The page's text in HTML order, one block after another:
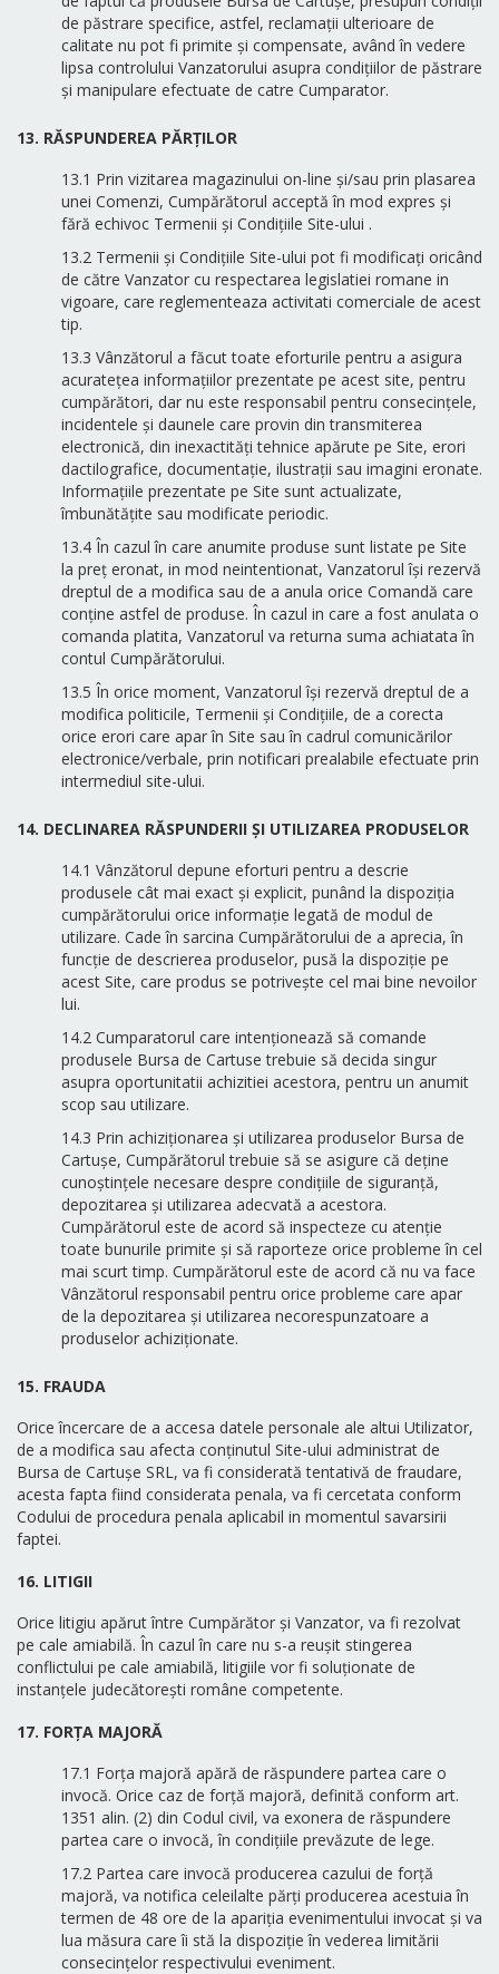
de păstrare specifice, astfel, reclamaţii ulterioare de
calitate nu pot fi primite şi compensate, având în vedere
lipsa controlului Vanzatorului asupra condiţiilor de păstrare
și manipulare efectuate de catre Cumparator.
13. RĂSPUNDEREA PĂRȚILOR
13.1 Prin vizitarea magazinului on-line și/sau prin plasarea
unei Comenzi, Cumpărătorul acceptă în mod expres și
fără echivoc Termenii și Condițiile Site-ului .
13.2 Termenii și Condițiile Site-ului pot fi modificați oricând
de către Vanzator cu respectarea legislatiei romane in
vigoare, care reglementeaza activitati comerciale de acest
tip.
13.3 Vânzătorul a făcut toate eforturile pentru a asigura
acuratețea informațiilor prezentate pe acest site, pentru
cumpărători, dar nu este responsabil pentru consecințele,
incidentele și daunele care provin din transmiterea
electronică, din inexactități tehnice apărute pe Site, erori
dactilografice, documentație, ilustrații sau imagini eronate.
Informațiile prezentate pe Site sunt actualizate,
îmbunătățite sau modificate periodic.
13.4 În cazul în care anumite produse sunt listate pe Site
la preț eronat, in mod neintentionat, Vanzatorul își rezervă
dreptul de a modifica sau de a anula orice Comandă care
conține astfel de produse. În cazul in care a fost anulata o
comanda platita, Vanzatorul va returna suma achiatata în
contul Cumpărătorului.
13.5 În orice moment, Vanzatorul își rezervă dreptul de a
modifica politicile, Termenii și Condițiile, de a corecta
orice erori care apar în Site sau în cadrul comunicărilor
electronice/verbale, prin notificari prealabile efectuate prin
intermediul site-ului.
14. DECLINAREA RĂSPUNDERII ȘI UTILIZAREA PRODUSELOR
14.1 Vânzătorul depune eforturi pentru a descrie
produsele cât mai exact și explicit, punând la dispoziția
cumpărătorului orice informație legată de modul de
utilizare. Cade în sarcina Cumpărătorului de a aprecia, în
funcție de descrierea produselor, pusă la dispoziție pe
acest Site, care produs se potrivește cel mai bine nevoilor
lui.
14.2 Cumparatorul care intenționează să comande
produsele Bursa de Cartuse trebuie să decida singur
asupra oportunitatii achizitiei acestora, pentru un anumit
scop sau utilizare.
14.3 Prin achiziționarea și utilizarea produselor Bursa de
Cartușe, Cumpărătorul trebuie să se asigure că deține
cunoștințele necesare despre condițiile de siguranță,
depozitarea și utilizarea adecvată a acestora.
Cumpărătorul este de acord să inspecteze cu atenție
toate bunurile primite și să raporteze orice probleme în cel
mai scurt timp. Cumpărătorul este de acord că nu va face
Vânzătorul responsabil pentru orice probleme care apar
de la depozitarea și utilizarea necorespunzatoare a
produselor achiziționate.
15. FRAUDA
Orice încercare de a accesa datele personale ale altui Utilizator,
de a modifica sau afecta conținutul Site-ului administrat de
Bursa de Cartușe SRL, va fi considerată tentativă de fraudare,
acesta fapta fiind considerata penala, va fi cercetata conform
Codului de procedura penala aplicabil in momentul savarsirii
faptei.
16. LITIGII
Orice litigiu apărut între Cumpărător și Vanzator, va fi rezolvat
pe cale amiabilă. În cazul în care nu s-a reușit stingerea
conflictului pe cale amiabilă, litigiile vor fi soluționate de
instanțele judecătorești române competente.
17. FORȚA MAJORĂ
17.1 Forța majoră apără de răspundere partea care o
invocă. Orice caz de forţă majoră, definită conform art.
1351 alin. (2) din Codul civil, va exonera de răspundere
partea care o invocă, în condiţiile prevăzute de lege.
17.2 Partea care invocă producerea cazului de forță
majoră, va notifica celeilalte părți producerea acestuia în
termen de 48 ore de la apariția evenimentului invocat şi va
lua măsura care îi stă la dispoziţie în vederea limitării
consecinţelor respectivului eveniment.